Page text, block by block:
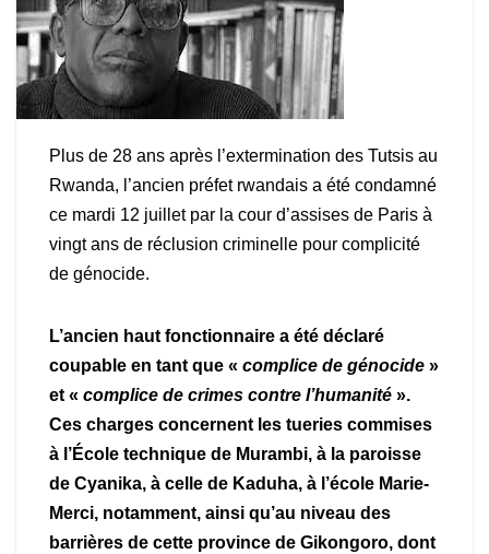
Plus de 28 ans après l’extermination des Tutsis au
Rwanda, l’ancien préfet rwandais a été condamné
ce mardi 12 juillet par la cour d’assises de Paris à
vingt ans de réclusion criminelle pour complicité
de génocide.
L’ancien haut fonctionnaire a été déclaré
coupable en tant que « complice de génocide »
et « complice de crimes contre l’humanité ».
Ces charges concernent les tueries commises
à l’École technique de Murambi, à la paroisse
de Cyanika, à celle de Kaduha, à l’école Marie-
Merci, notamment, ainsi qu’au niveau des
barrières de cette province de Gikongoro, dont